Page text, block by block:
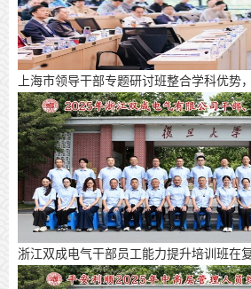
上海市领导干部专题研讨班整合学科优势
浙江双成电气干部员工能力提升培训班在